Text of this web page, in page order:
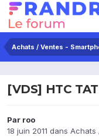
Achats / Ventes -
[VDS] HTC
Par roo
18 juin 2011 dans Achats